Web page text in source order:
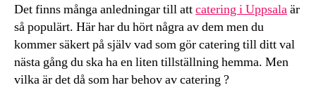
Det finns många anledningar till attcatering i Uppsalaär
så populärt. Här har du hört några av dem men du
kommer säkert på själv vad som gör catering till ditt val
nästa gång du ska ha en liten tillställning hemma. Men
vilka är det då som har behov av catering ?